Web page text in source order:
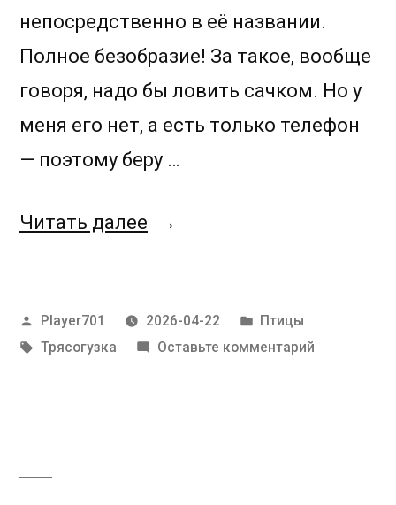
непосредственно в её названии.
Полное безобразие! За такое, вообще
говоря, надо бы ловить сачком. Но у
меня его нет, а есть только телефон
— поэтому беру …
Читать далее «Подножная
Написано
автором
Player701 2026-04-22
Написано
в
Птицы
Метки:
Трясогузка Оставьте комментарийк